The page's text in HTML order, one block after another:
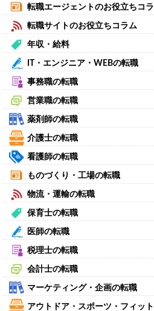
転職エージェントのお役立ちコ
転職サイトのお役立ちコラム
年収・給料
IT・エンジニア・WEBの転職
事務職の転職
営業職の転職
薬剤師の転職
介護士の転職
看護師の転職
ものづくり・工場の転職
物流・運輸の転職
保育士の転職
医師の転職
税理士の転職
会計士の転職
マーケティング・企画の転職
アウトドア・スポーツ・フィッ